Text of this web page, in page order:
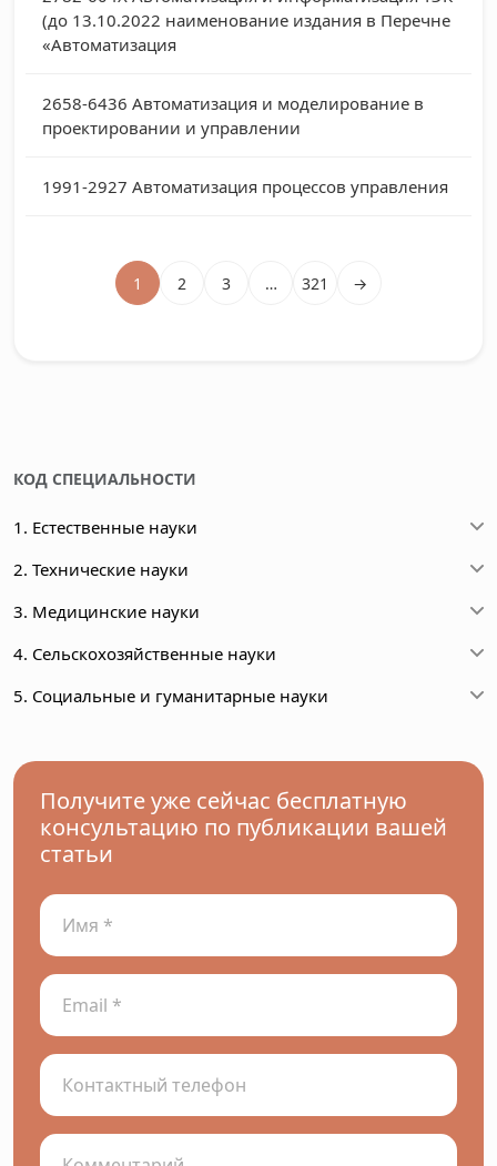
(до 13.10.2022 наименование издания в Перечне
«Автоматизация
2658-6436 Автоматизация и моделирование в
проектировании и управлении
1991-2927 Автоматизация процессов управления
1 2 3 … 321 →
КОД СПЕЦИАЛЬНОСТИ
1. Естественные науки
2. Технические науки
3. Медицинские науки
4. Сельскохозяйственные науки
5. Социальные и гуманитарные науки
Получите уже сейчас бесплатную
консультацию по публикации вашей
статьи